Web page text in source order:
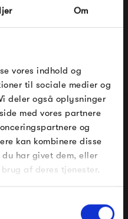
Om
vores indhold og
til sociale medier og
deler også oplysninger
med vores partnere
og
kan kombinere disse
har givet dem, eller
af deres tjenester.
os med billede og
kategori
ORDRE
vi rabatkoden til dig på
kr. for at indløse
Fermob, File Under